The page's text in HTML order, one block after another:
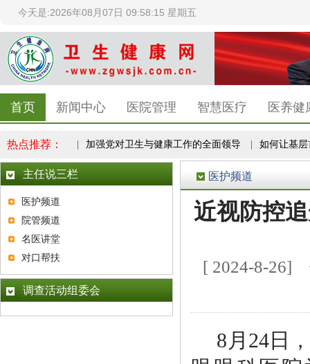
今天是:2026年08月07日 09:58:15 星期五
首页 新闻中心 医院管理 智慧医疗 医养健
热点推荐：
发展中医药 加强党对卫生与健康工作的全面领导 | 如何让基层
医护频道
近视防控
[ 2024-8-26]
8月24日
主任说三栏
医护频道
院管频道
名医讲堂
对口帮扶
调查活动组委会